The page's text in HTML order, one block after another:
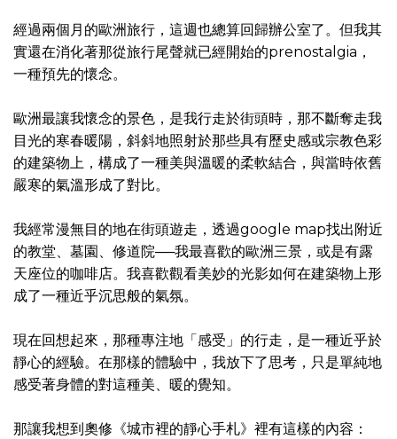
經過兩個月的歐洲旅行，這週也總算回歸辦公室了。但我其
實還在消化著那從旅行尾聲就已經開始的prenostalgia，
一種預先的懷念。
歐洲最讓我懷念的景色，是我行走於街頭時，那不斷奪走我
目光的寒春暖陽，斜斜地照射於那些具有歷史感或宗教色彩
的建築物上，構成了一種美與溫暖的柔軟結合，與當時依舊
嚴寒的氣溫形成了對比。
我經常漫無目的地在街頭遊走，透過google map找出附近
的教堂、墓園、修道院──我最喜歡的歐洲三景，或是有露
天座位的咖啡店。我喜歡觀看美妙的光影如何在建築物上形
成了一種近乎沉思般的氣氛。
現在回想起來，那種專注地「感受」的行走，是一種近乎於
靜心的經驗。在那樣的體驗中，我放下了思考，只是單純地
感受著身體的對這種美、暖的覺知。
那讓我想到奧修《城市裡的靜心手札》裡有這樣的內容：